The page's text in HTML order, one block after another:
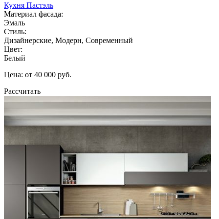
Кухня Пастэль
Материал фасада:
Эмаль
Стиль:
Дизайнерские, Модерн, Современный
Цвет:
Белый
Цена: от 40 000 руб.
Рассчитать